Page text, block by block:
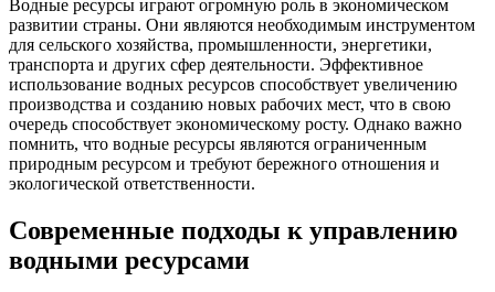
Водные ресурсы играют огромную роль в экономическом
развитии страны. Они являются необходимым инструментом
для сельского хозяйства, промышленности, энергетики,
транспорта и других сфер деятельности. Эффективное
использование водных ресурсов способствует увеличению
производства и созданию новых рабочих мест, что в свою
очередь способствует экономическому росту. Однако важно
помнить, что водные ресурсы являются ограниченным
природным ресурсом и требуют бережного отношения и
экологической ответственности.
Современные подходы к управлению
водными ресурсами